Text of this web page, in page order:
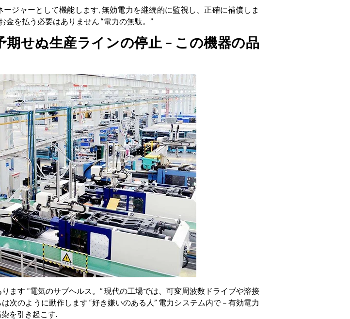
ジャーとして機能します, 無効電力を継続的に監視し、正確に補償しま
金を払う必要はありません “電力の無駄。”
期せぬ生産ラインの停止 – この機器の品
ます “電気のサブヘルス。” 現代の工場では、可変周波数ドライブや溶接
次のように動作します “好き嫌いのある人” 電力システム内で – 有効電力
を引き起こす.